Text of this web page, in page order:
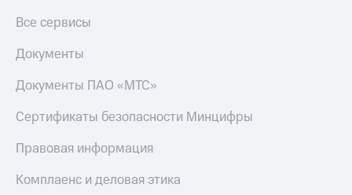
Все сервисы
Документы
Документы ПАО «МТС»
Сертификаты безопасности Минцифры
Правовая информация
Комплаенс и деловая этика